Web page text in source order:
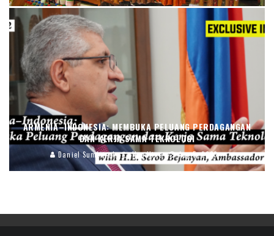
ARMENIA–INDONESIA: MEMBUKA PELUANG PERDAGANGAN
DAN KERJA SAMA TEKNOLOGI
Daniel Sumbayak Headline Aug 5, 2026